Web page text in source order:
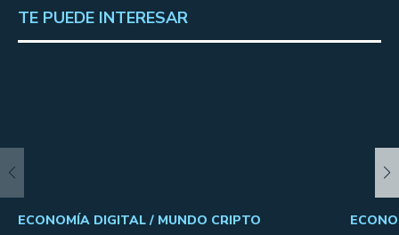
TE PUEDE INTERESAR
ECONOMÍA DIGITAL / MUNDO CRIPTO